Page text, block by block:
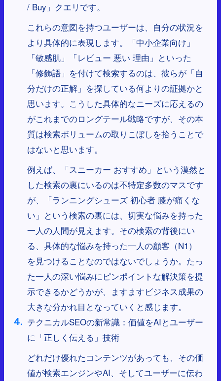
/ Buy」クエリです。
これらの意図を持つユーザーは、自分の状況を
より具体的に表現します。「中小企業向け」
「敏感肌」「レビュー 悪い 理由」といった
「修飾語」を付けて検索するのは、彼らが「自
分だけの正解」を探している何よりの証拠かと
思います。こうした具体的なニーズに応えるの
がこれまでのロングテール戦略ですが、その本
質は検索ボリュームの取りこぼしを拾うことで
はないと思います。
例えば、「スニーカー おすすめ」という漠然と
した検索の裏にいるのは不特定多数のマスです
が、「ランニングシューズ 初心者 膝が痛くな
い」という検索の裏には、切実な悩みを持った
一人の人間が見えます。その検索の背後にい
る、具体的な悩みを持った一人の顧客（N1）
を見つけることなのではないでしょうか。たっ
た一人の深い悩みにピンポイントな解決策を提
示できるかどうかが、ますますビジネス成果の
大きな分かれ目となっていくと感じます。
テクニカルSEOの新常識：価値をAIとユーザー
に「正しく伝える」技術
どれだけ優れたコンテンツがあっても、その価
値が検索エンジンやAI、そしてユーザーに伝わ